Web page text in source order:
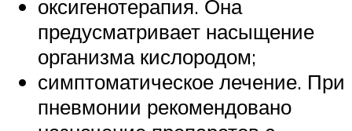
оксигенотерапия. Она
предусматривает насыщение
организма кислородом;
симптоматическое лечение. При
пневмонии рекомендовано